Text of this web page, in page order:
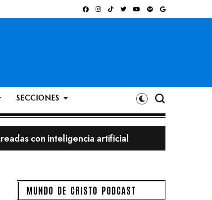
SECCIONES
MUNDO DE CRISTO PODCAST